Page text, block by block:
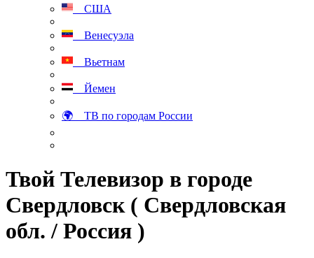
США
Венесуэла
Вьетнам
Йемен
🌍 ТВ по городам России
Твой Телевизор в городе
Свердловск ( Свердловская
обл. / Россия )